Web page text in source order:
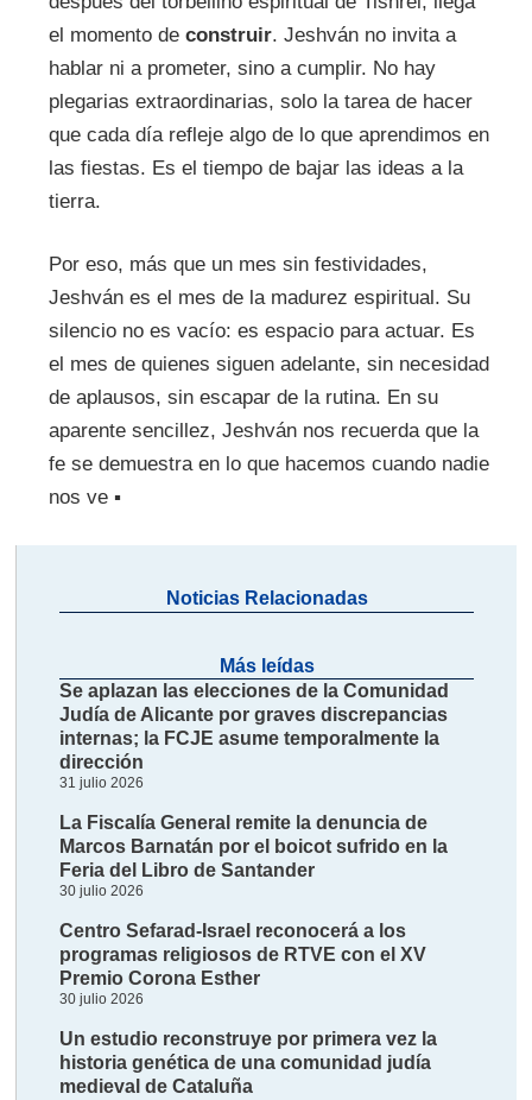
el momento de construir. Jeshván no invita a
hablar ni a prometer, sino a cumplir. No hay
plegarias extraordinarias, solo la tarea de hacer
que cada día refleje algo de lo que aprendimos en
las fiestas. Es el tiempo de bajar las ideas a la
tierra.
Por eso, más que un mes sin festividades,
Jeshván es el mes de la madurez espiritual. Su
silencio no es vacío: es espacio para actuar. Es
el mes de quienes siguen adelante, sin necesidad
de aplausos, sin escapar de la rutina. En su
aparente sencillez, Jeshván nos recuerda que la
fe se demuestra en lo que hacemos cuando nadie
nos ve ▪
Noticias Relacionadas
Más leídas
Se aplazan las elecciones de la Comunidad
Judía de Alicante por graves discrepancias
internas; la FCJE asume temporalmente la
dirección
31 julio 2026
La Fiscalía General remite la denuncia de
Marcos Barnatán por el boicot sufrido en la
Feria del Libro de Santander
30 julio 2026
Centro Sefarad-Israel reconocerá a los
programas religiosos de RTVE con el XV
Premio Corona Esther
30 julio 2026
Un estudio reconstruye por primera vez la
historia genética de una comunidad judía
medieval de Cataluña